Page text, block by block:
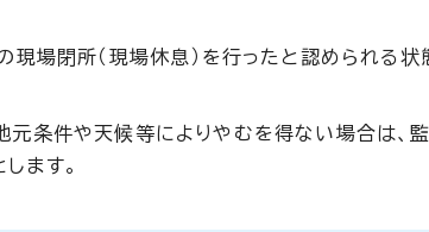
現場閉所（現場休息）を行ったと認められる状
元条件や天候等によりやむを得ない場合は、
ます。